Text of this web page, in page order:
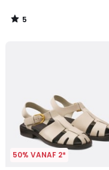
5
/
50% VANAF 2*